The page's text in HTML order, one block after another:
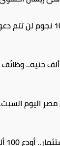
أبرزهم ميسي.. 10
مرتبات تصل لـ86 ألف